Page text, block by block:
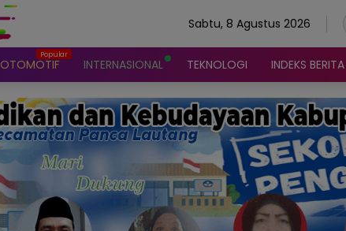
Sabtu, 8 Agustus 2026
OTOMOTIF INTERNASIONAL TEKNOLOGI INDEKS BERITA